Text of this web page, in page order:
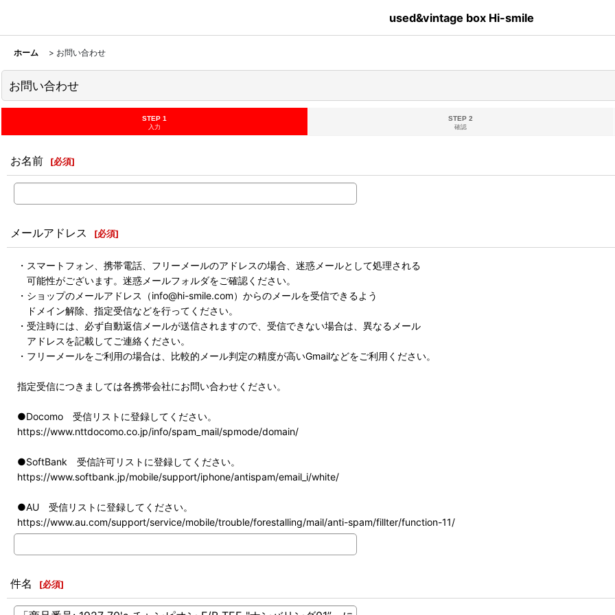
used&vintage box Hi-smile
ホーム > お問い合わせ
お問い合わせ
STEP 1
入力
STEP 2
確認
お名前 [必須]
メールアドレス [必須]
・スマートフォン、携帯電話、フリーメールのアドレスの場合、迷惑メールとして処理される
可能性がございます。迷惑メールフォルダをご確認ください。
・ショップのメールアドレス（info@hi-smile.com）からのメールを受信できるよう
ドメイン解除、指定受信などを行ってください。
・受注時には、必ず自動返信メールが送信されますので、受信できない場合は、異なるメール
アドレスを記載してご連絡ください。
・フリーメールをご利用の場合は、比較的メール判定の精度が高いGmailなどをご利用ください。
指定受信につきましては各携帯会社にお問い合わせください。
●Docomo 受信リストに登録してください。
https://www.nttdocomo.co.jp/info/spam_mail/spmode/domain/
●SoftBank 受信許可リストに登録してください。
https://www.softbank.jp/mobile/support/iphone/antispam/email_i/white/
●AU 受信リストに登録してください。
https://www.au.com/support/service/mobile/trouble/forestalling/mail/anti-spam/fillter/function-11/
件名 [必須]